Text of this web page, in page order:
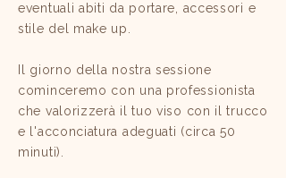
eventuali abiti da portare, accessori e
stile del make up.
Il giorno della nostra sessione
cominceremo con una professionista
che valorizzerà il tuo viso con il trucco
e l'acconciatura adeguati (circa 50
minuti).